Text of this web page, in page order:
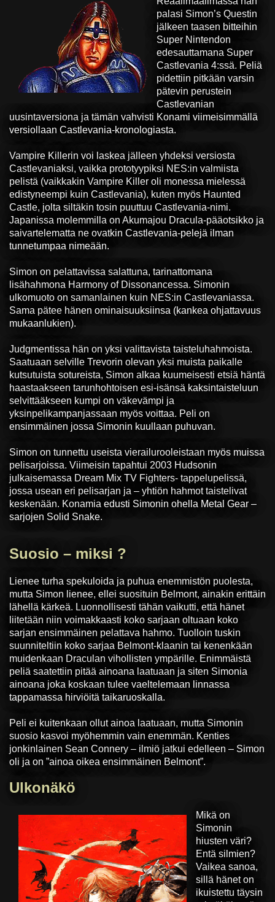
palasi Simon’s Questin
jälkeen taasen bitteihin
Super Nintendon
edesauttamana Super
Castlevania 4:ssä. Peliä
pidettiin pitkään varsin
pätevin perustein
Castlevanian
uusintaversiona ja tämän vahvisti Konami viimeisimmällä
versiollaan Castlevania-kronologiasta.
Vampire Killerin voi laskea jälleen yhdeksi versiosta
Castlevaniaksi, vaikka prototyypiksi NES:in valmiista
pelistä (vaikkakin Vampire Killer oli monessa mielessä
edistyneempi kuin Castlevania), kuten myös Haunted
Castle, jolta siltäkin tosin puuttuu Castlevania-nimi.
Japanissa molemmilla on Akumajou Dracula-pääotsikko ja
saivartelematta ne ovatkin Castlevania-pelejä ilman
tunnetumpaa nimeään.
Simon on pelattavissa salattuna, tarinattomana
lisähahmona Harmony of Dissonancessa. Simonin
ulkomuoto on samanlainen kuin NES:in Castlevaniassa.
Sama pätee hänen ominaisuuksiinsa (kankea ohjattavuus
mukaanlukien).
Judgmentissa hän on yksi valittavista taisteluhahmoista.
Saatuaan selville Trevorin olevan yksi muista paikalle
kutsutuista sotureista, Simon alkaa kuumeisesti etsiä häntä
haastaakseen tarunhohtoisen esi-isänsä kaksintaisteluun
selvittääkseen kumpi on väkevämpi ja
yksinpelikampanjassaan myös voittaa. Peli on
ensimmäinen jossa Simonin kuullaan puhuvan.
Simon on tunnettu useista vierailurooleistaan myös muissa
pelisarjoissa. Viimeisin tapahtui 2003 Hudsonin
julkaisemassa Dream Mix TV Fighters- tappelupelissä,
jossa usean eri pelisarjan ja – yhtiön hahmot taistelivat
keskenään. Konamia edusti Simonin ohella Metal Gear –
sarjojen Solid Snake.
Suosio – miksi ?
Lienee turha spekuloida ja puhua enemmistön puolesta,
mutta Simon lienee, ellei suosituin Belmont, ainakin erittäin
lähellä kärkeä. Luonnollisesti tähän vaikutti, että hänet
liitetään niin voimakkaasti koko sarjaan oltuaan koko
sarjan ensimmäinen pelattava hahmo. Tuolloin tuskin
suunniteltiin koko sarjaa Belmont-klaanin tai kenenkään
muidenkaan Draculan vihollisten ympärille. Enimmäistä
peliä saatettiin pitää ainoana laatuaan ja siten Simonia
ainoana joka koskaan tulee vaeltelemaan linnassa
tappamassa hirviöitä taikaruoskalla.
Peli ei kuitenkaan ollut ainoa laatuaan, mutta Simonin
suosio kasvoi myöhemmin vain enemmän. Kenties
jonkinlainen Sean Connery – ilmiö jatkui edelleen – Simon
oli ja on ”ainoa oikea ensimmäinen Belmont”.
Ulkonäkö
Mikä on
Simonin
hiusten väri?
Entä silmien?
Vaikea sanoa,
sillä hänet on
ikuistettu täysin